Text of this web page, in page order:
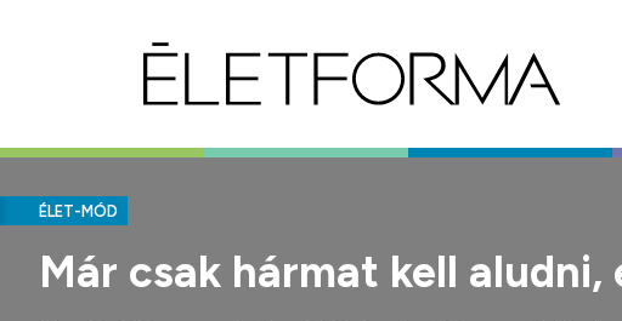
ÉLET-MÓD
Már csak hármat kell